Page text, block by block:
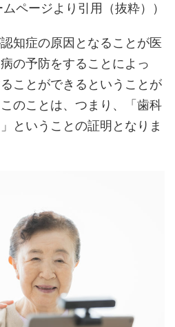
ムページより引用（抜粋））
知症の原因となることが医
の予防をすることによっ
ことができるということが
のことは、つまり、「歯科
ということの証明となりま